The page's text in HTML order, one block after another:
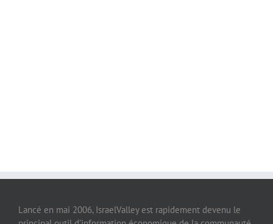
Lancé en mai 2006, IsraelValley est rapidement devenu le